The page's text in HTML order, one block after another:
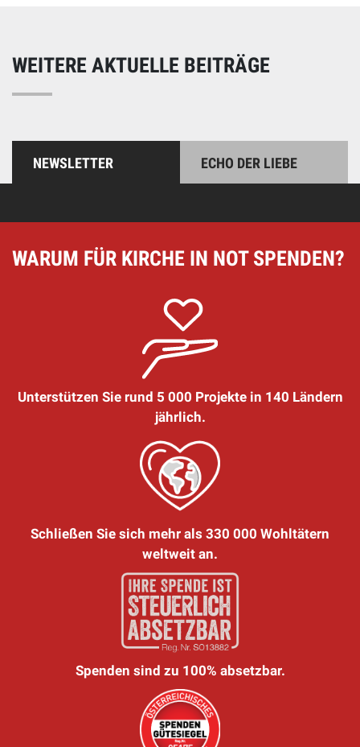
WEITERE AKTUELLE BEITRÄGE
NEWSLETTER ECHO DER LIEBE
WARUM FÜR KIRCHE IN NOT SPENDEN?
Unterstützen Sie rund 5 000 Projekte in 140 Ländern
jährlich.
Schließen Sie sich mehr als 330 000 Wohltätern
weltweit an.
Spenden sind zu 100% absetzbar.